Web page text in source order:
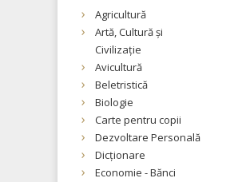
Agricultură
Artă, Cultură și
Civilizație
Avicultură
Beletristică
Biologie
Carte pentru copii
Dezvoltare Personală
Dicționare
Economie - Bănci